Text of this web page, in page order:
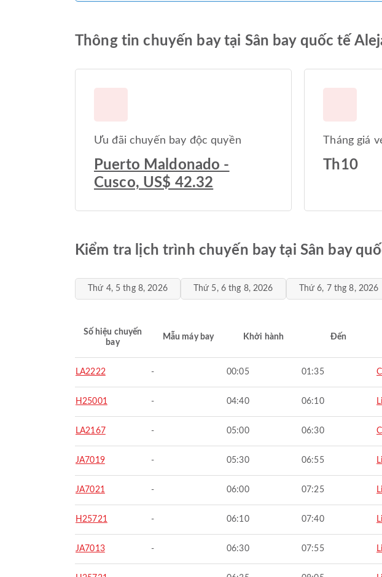
Thông tin chuyến bay tại Sân bay quốc tế
Ưu đãi chuyến bay độc quyền
Puerto Maldonado -
Cusco, US$ 42.32
Tháng giá
Th10
Kiểm tra lịch trình chuyến bay tại Sân bay
Thứ 4, 5 thg 8, 2026 Thứ 5, 6 thg 8, 2026 Thứ 6, 7 thg 8, 2026
Số hiệu chuyến
bay
Mẫu máy bay Khởi hành Đến
LA2222 - 00:05 01:35
H25001 - 04:40 06:10
LA2167 - 05:00 06:30
JA7019 - 05:30 06:55
JA7021 - 06:00 07:25
H25721 - 06:10 07:40
JA7013 - 06:30 07:55